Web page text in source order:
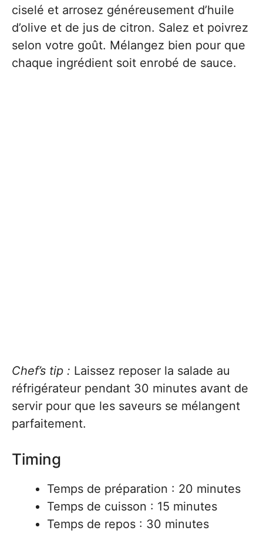
ciselé et arrosez généreusement d’huile
d’olive et de jus de citron. Salez et poivrez
selon votre goût. Mélangez bien pour que
chaque ingrédient soit enrobé de sauce.
Chef’s tip : Laissez reposer la salade au
réfrigérateur pendant 30 minutes avant de
servir pour que les saveurs se mélangent
parfaitement.
Timing
Temps de préparation : 20 minutes
Temps de cuisson : 15 minutes
Temps de repos : 30 minutes